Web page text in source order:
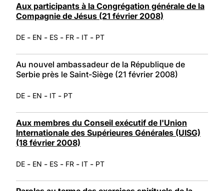
Aux participants à la Congrégation générale de la
Compagnie de Jésus (21 février 2008)
DE - EN - ES - FR - IT - PT
Au nouvel ambassadeur de la République de
Serbie près le Saint-Siège (21 février 2008)
DE - EN - IT - PT
Aux membres du Conseil exécutif de l'Union
Internationale des Supérieures Générales (UISG)
(18 février 2008)
DE - EN - ES - FR - IT - PT